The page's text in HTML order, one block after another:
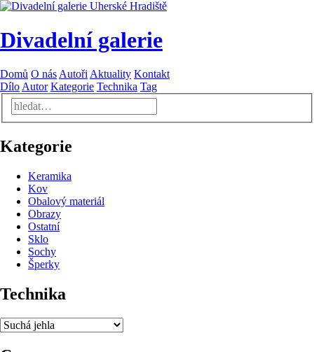
Divadelní galerie
Domů O nás Autoři Aktuality Kontakt
Dílo Autor Kategorie Technika Tag
Kategorie
Keramika
Kov
Obalový materiál
Obrazy
Ostatní
Sklo
Sochy
Šperky
Technika